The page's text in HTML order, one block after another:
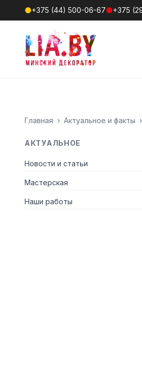
+375 (44) 500-06-67 +375
Главная › Актуальное и факты ›
АКТУАЛЬНОЕ
Новости и статьи
Мастерская
Наши работы